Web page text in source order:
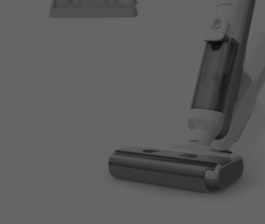
L'aspirapolvere a batteria TOSIMA
pulisce rapidamente i pavimenti,
anche velocemente e non lascia
macchie d'acqua che i residui di
evaporano completamente in
tempo, riportando i pavimenti
lucentezza originale. Dotato di
avanzata di pulizia dei bordi,
maggiore precisione i bordi, gli
difficili da raggiungere dei
alla casa una pulizia profonda.